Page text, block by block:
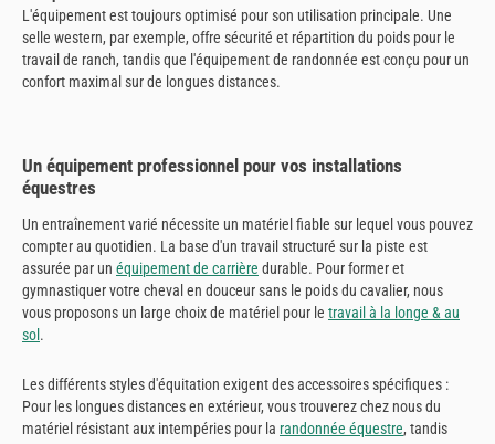
L'équipement est toujours optimisé pour son utilisation principale. Une
selle western, par exemple, offre sécurité et répartition du poids pour le
travail de ranch, tandis que l'équipement de randonnée est conçu pour un
confort maximal sur de longues distances.
Un équipement professionnel pour vos installations
équestres
Un entraînement varié nécessite un matériel fiable sur lequel vous pouvez
compter au quotidien. La base d'un travail structuré sur la piste est
assurée par un équipement de carrière durable. Pour former et
gymnastiquer votre cheval en douceur sans le poids du cavalier, nous
vous proposons un large choix de matériel pour le travail à la longe & au
sol .
Les différents styles d'équitation exigent des accessoires spécifiques :
Pour les longues distances en extérieur, vous trouverez chez nous du
matériel résistant aux intempéries pour la randonnée équestre, tandis